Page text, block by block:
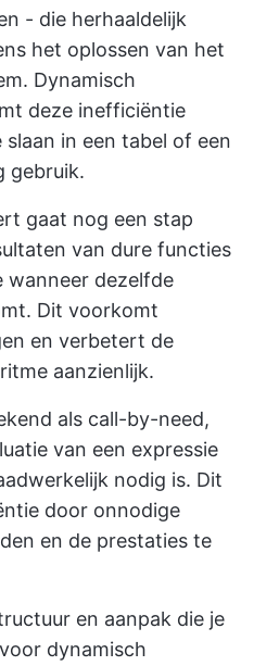
- die herhaaldelijk
het oplossen van het
Dynamisch
deze inefficiëntie
in een tabel of een
gebruik.
gaat nog een stap
van dure functies
wanneer dezelfde
Dit voorkomt
en verbetert de
aanzienlijk.
als call-by-need,
van een expressie
nodig is. Dit
door onnodige
en de prestaties te
en aanpak die je
dynamisch